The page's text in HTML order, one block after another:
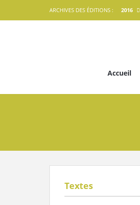
ARCHIVES DES ÉDITIONS : 2016
Accueil
Textes